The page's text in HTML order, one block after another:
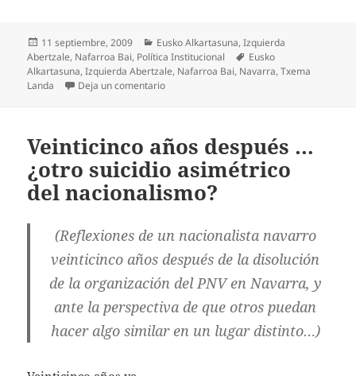
Publicado
el
11 septiembre, 2009 Categorías
Eusko Alkartasuna,Izquierda
Abertzale, Nafarroa Bai, Política Institucional Etiquetas
Eusko
Alkartasuna,Izquierda Abertzale, Nafarroa Bai, Navarra,Txema
Landa
Deja un comentarioen Desde la torre de San Cernin no se ve
Veinticinco años después …
¿otro suicidio asimétrico
del nacionalismo?
(Reflexiones de un nacionalista navarro
veinticinco años después de la disolución
de la organización del PNV en Navarra, y
ante la perspectiva de que otros puedan
hacer algo similar en un lugar distinto…)